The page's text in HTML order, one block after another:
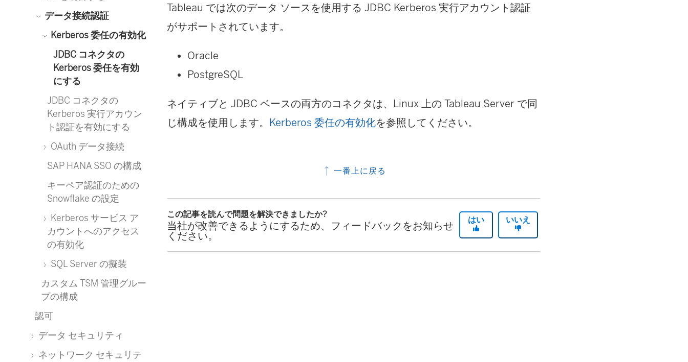
データ接続認証
Kerberos 委任の有効化
JDBC コネクタの
Kerberos 委任を有効
にする
JDBC コネクタの
Kerberos 実行アカウン
ト認証を有効にする
OAuth データ接続
SAP HANA SSO の構成
キーペア認証のための
Snowflake の設定
Kerberos サービス ア
カウントへのアクセス
の有効化
SQL Server の擬装
カスタム TSM 管理グルー
プの構成
認可
データ セキュリティ
ネットワーク セキュリテ
Tableau では次のデータ ソースを使用する JDBC Kerberos 実行アカウント認証
がサポートされています。
Oracle
PostgreSQL
ネイティブと JDBC ベースの両方のコネクタは、Linux 上の Tableau Server で同
じ構成を使用します。 Kerberos 委任の有効化を参照してください。
一番上に戻る
この記事を読んで問題を解決できましたか?
当社が改善できるようにするため、フィードバックをお知らせ
ください。
はい いいえ